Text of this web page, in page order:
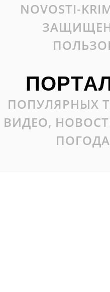
NOVOSTI-
ПОРТАЛ
ПОПУЛЯРНЫХ
ВИДЕО,